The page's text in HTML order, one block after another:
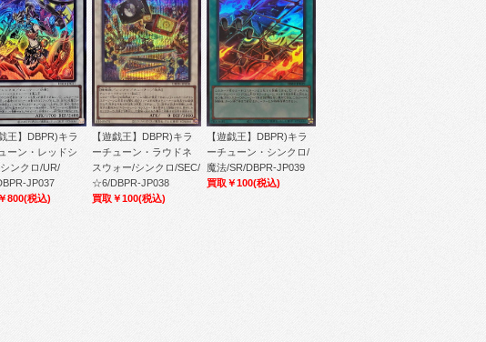
王】DBPR)キラ
ーン・レッドシ
ンクロ/UR/
JP037
800(税込)
【遊戯王】DBPR)キラ
ーチューン・ラウドネ
スウォー/シンクロ/SEC/
☆6/DBPR-JP038
買取￥100(税込)
【遊戯王】DBPR)キラ
ーチューン・シンクロ/
魔法/SR/DBPR-JP039
買取￥100(税込)